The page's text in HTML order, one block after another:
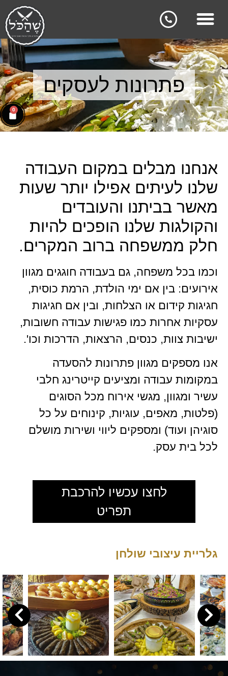
0
פתרונות לעסקים
אנחנו מבלים במקום העבודה
שלנו לעיתים אפילו יותר שעות
מאשר בביתנו והעובדים
והקולגות שלנו הופכים להיות
חלק ממשפחה ברוב המקרים.
וכמו בכל משפחה, גם בעבודה חוגגים מגוון
אירועים: בין אם ימי הולדת, הרמת כוסית,
חגיגות קידום או הצלחות, ובין אם חגיגות
עסקיות אחרות כמו פגישות עבודה חשובות,
ישיבות צוות, כנסים, הרצאות, הדרכות וכו'.
אנו מספקים מגוון פתרונות להסעדה
במקומות עבודה ומציעים קייטרינג חלבי
עשיר ומגוון, מגשי אירוח מכל הסוגים
(פלטות, מאפים, עוגיות, קינוחים על כל
סוגיהן ועוד) ומספקים ליווי ושירות מושלם
לכל בית עסק.
לחצו עכשיו להרכבת
תפריט
גלריית עיצובי שולחן